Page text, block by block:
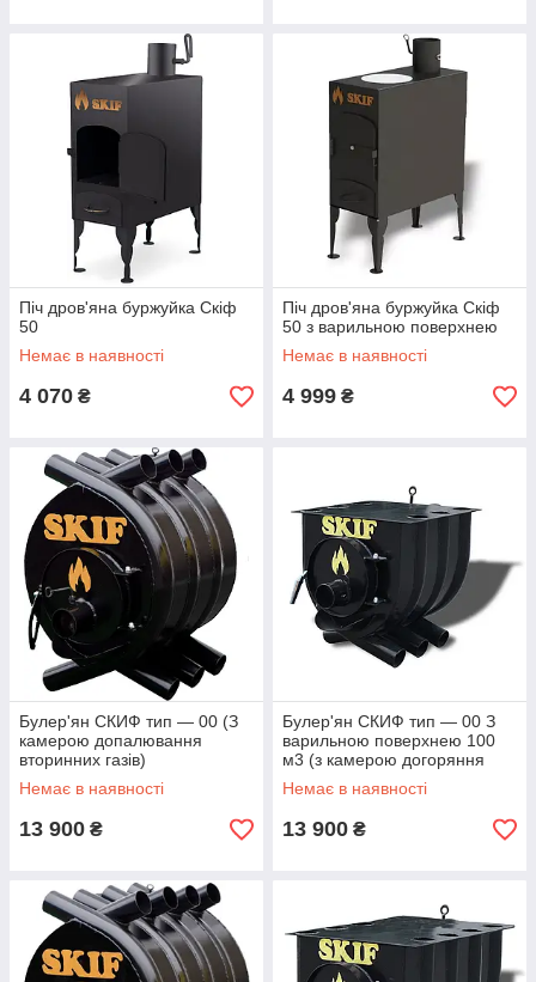
Піч дров'яна буржуйка Скіф
50
Немає в наявності
4 070 ₴
Піч дров'яна буржуйка Скіф
50 з варильною поверхнею
Немає в наявності
4 999 ₴
Булер'ян СКИФ тип — 00 (З
камерою допалювання
вторинних газів)
Немає в наявності
13 900 ₴
Булер'ян СКИФ тип — 00 З
варильною поверхнею 100
м3 (з камерою догоряння
вторинних газів)
Немає в наявності
13 900 ₴